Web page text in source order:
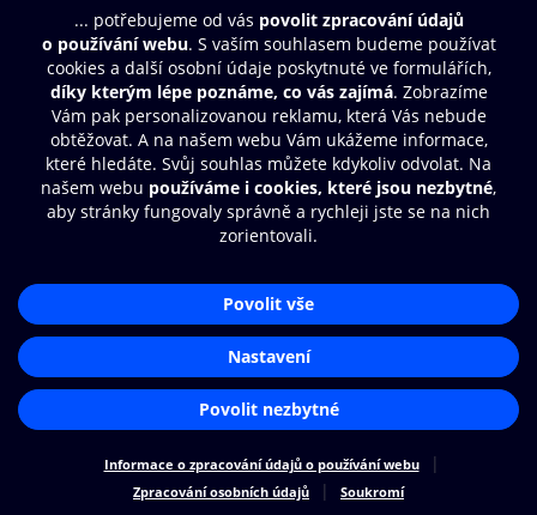
Další zábava
© O2 Czech Republic a.s.
Nákupní řád
Přístupnost
Cookies
Nastavení cookies
Aplikace O2 Knihovna
Čti a poslouchej své e-knihy a
audioknihy rychleji a pohodlněji.